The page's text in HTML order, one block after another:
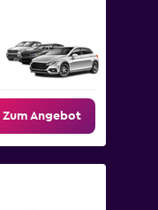
Zum Angebot